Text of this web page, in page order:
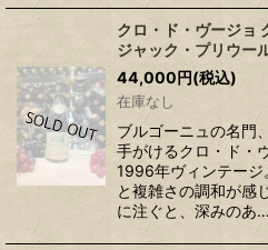
クロ・ド・ヴージョ
ジャック・プリウ
44,000円(税込)
在庫なし
ブルゴーニュの名門
手がけるクロ・ド・
1996年ヴィンテージ
と複雑さの調和が感
に注ぐと、深みのあ…